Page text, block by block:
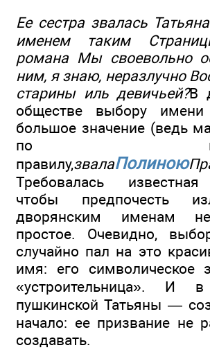
Ее сестра звалась
именем таким
романа Мы своевольно
ним, я знаю, неразлучно
старины иль девичьей?В
обществе выбору имени
большое значение (ведь
по
правилу,звалаПолиною
Требовалась
чтобы предпочесть
дворянским именам
простое. Очевидно,
случайно пал на это
имя: его символическое
«устроительница». И в
пушкинской Татьяны —
начало: ее призвание не
создавать.